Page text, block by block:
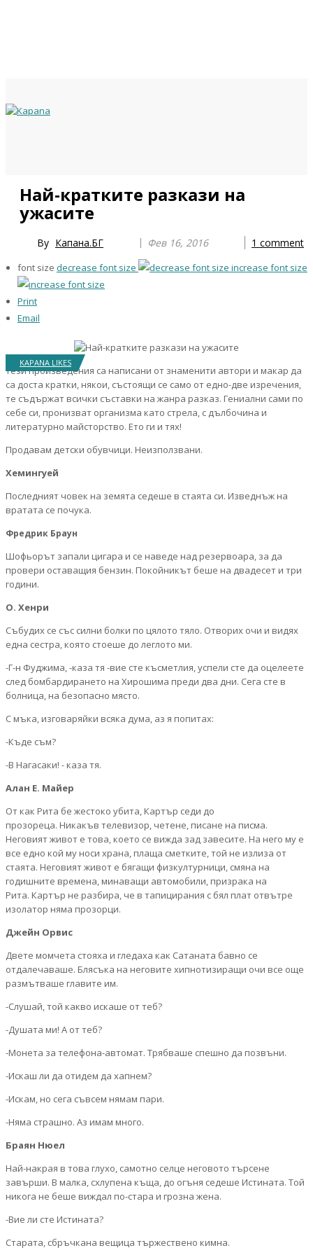
Най-кратките разкази на
ужасите
By Капана.БГ Фев 16, 2016 1 comment
font size decrease font size increase font size
Print
Email
KAPANA LIKES
Тези произведения са написани от знаменити автори и макар да
са доста кратки, някои, състоящи се само от едно-две изречения,
те съдържат всички съставки на жанра разказ. Гениални сами по
себе си, пронизват организма като стрела, с дълбочина и
литературно майсторство. Ето ги и тях!
Продавам детски обувчици. Неизползвани.
Хемингуей
Последният човек на земята седеше в стаята си. Изведнъж на
вратата се почука.
Фредрик Браун
Шофьорът запали цигара и се наведе над резервоара, за да
провери оставащия бензин. Покойникът беше на двадесет и три
години.
О. Хенри
Събудих се със силни болки по цялото тяло. Отворих очи и видях
една сестра, която стоеше до леглото ми.
-Г-н Фуджима, -каза тя -вие сте късметлия, успели сте да оцелеете
след бомбардирането на Хирошима преди два дни. Сега сте в
болница, на безопасно място.
С мъка, изговаряйки всяка дума, аз я попитах:
-Къде съм?
-В Нагасаки! - каза тя.
Алан Е. Майер
От как Рита бе жестоко убита, Картър седи до
прозореца. Никакъв телевизор, четене, писане на писма.
Неговият живот е това, което се вижда зад завесите. На него му е
все едно кой му носи храна, плаща сметките, той не излиза от
стаята. Неговият живот е бягащи физкултурници, смяна на
годишните времена, минаващи автомобили, призрака на
Рита. Картър не разбира, че в тапицирания с бял плат отвътре
изолатор няма прозорци.
Джейн Орвис
Двете момчета стояха и гледаха как Сатаната бавно се
отдалечаваше. Блясъка на неговите хипнотизиращи очи все още
размътваше главите им.
-Слушай, той какво искаше от теб?
-Душата ми! А от теб?
-Монета за телефона-автомат. Трябваше спешно да позвъни.
-Искаш ли да отидем да хапнем?
-Искам, но сега съвсем нямам пари.
-Няма страшно. Аз имам много.
Браян Нюел
Най-накрая в това глухо, самотно селце неговото търсене
завърши. В малка, схлупена къща, до огъня седеше Истината. Той
никога не беше виждал по-стара и грозна жена.
-Вие ли сте Истината?
Старата, сбръчкана вещица тържествено кимна.
Previous
Year
Previous
Month
Year
Month